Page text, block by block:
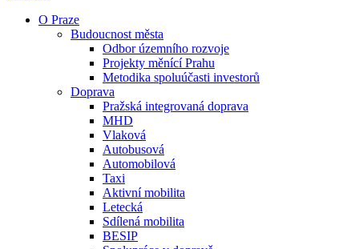
O Praze
Budoucnost města
Odbor územního rozvoje
Projekty měnící Prahu
Metodika spoluúčasti investorů
Doprava
Pražská integrovaná doprava
MHD
Vlaková
Autobusová
Automobilová
Taxi
Aktivní mobilita
Letecká
Sdílená mobilita
BESIP